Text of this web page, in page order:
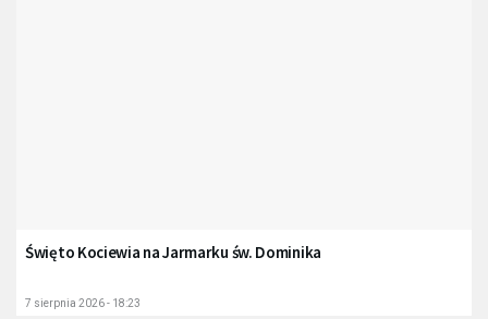
Święto Kociewia na Jarmarku św. Dominika
7 sierpnia 2026 - 18:23